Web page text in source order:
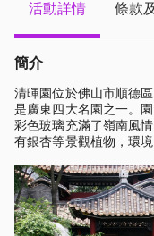
活動詳情 條款
簡介
清暉園位於佛山市順德
是廣東四大名園之一。
彩色玻璃充滿了嶺南風
有銀杏等景觀植物，環